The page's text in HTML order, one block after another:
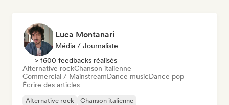
Luca Montanari
Média / Journaliste
> 1600 feedbacks réalisés
Alternative rockChanson italienne
Commercial / MainstreamDance musicDance pop
Écrire des articles
Alternative rock
Chanson italienne